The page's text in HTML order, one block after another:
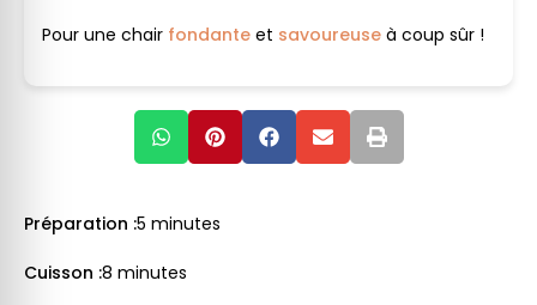
Pour une chair fondante et savoureuse à coup sûr !
Préparation :5 minutes
Cuisson :8 minutes